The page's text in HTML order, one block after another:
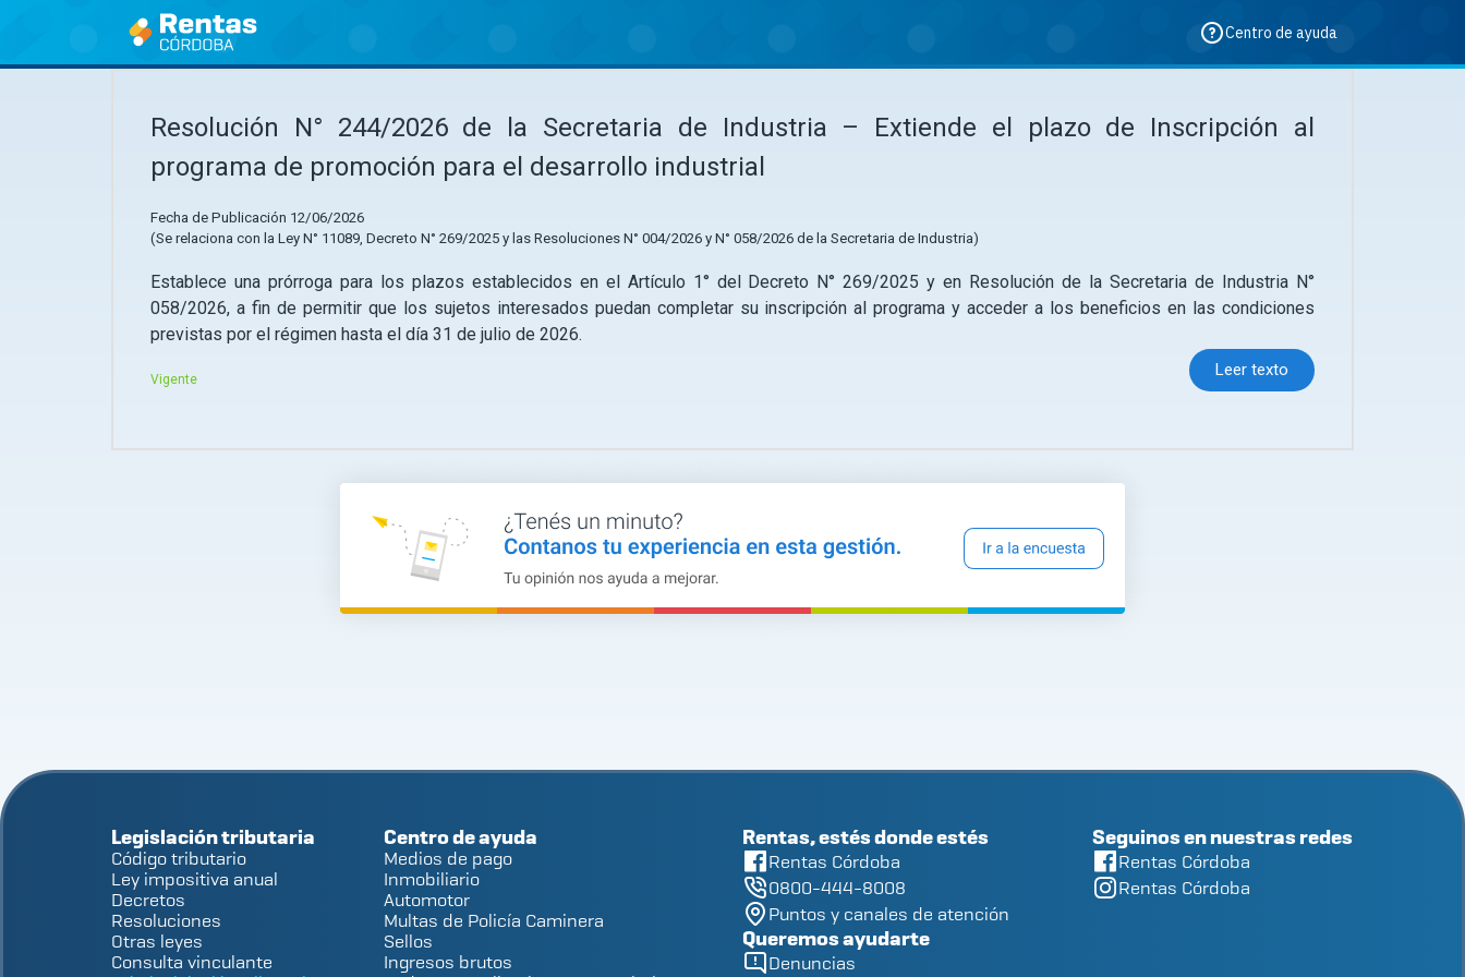
Centro de ayuda
Resolución N° 244/2026 de la Secretaria de Industria – Extiende el plazo de Inscripción al
programa de promoción para el desarrollo industrial
Fecha de Publicación 12/06/2026
(Se relaciona con la Ley N° 11089, Decreto N° 269/2025 y las Resoluciones N° 004/2026 y N° 058/2026 de la Secretaria de Industria)
Establece una prórroga para los plazos establecidos en el Artículo 1° del Decreto N° 269/2025 y en Resolución de la Secretaria de Industria N°
058/2026, a fin de permitir que los sujetos interesados puedan completar su inscripción al programa y acceder a los beneficios en las condiciones
previstas por el régimen hasta el día 31 de julio de 2026.
Vigente Leer texto